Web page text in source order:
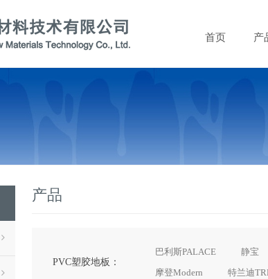
首页 产
产品
PVC塑胶地板：
巴利斯PALACE 静宝
摩登Modern
特兰迪